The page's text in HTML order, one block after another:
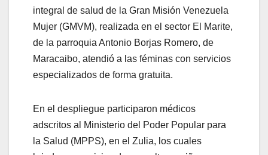
integral de salud de la Gran Misión Venezuela
Mujer (GMVM), realizada en el sector El Marite,
de la parroquia Antonio Borjas Romero, de
Maracaibo, atendió a las féminas con servicios
especializados de forma gratuita.
En el despliegue participaron médicos
adscritos al Ministerio del Poder Popular para
la Salud (MPPS), en el Zulia, los cuales